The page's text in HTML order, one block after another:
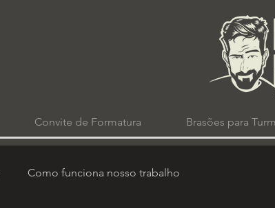
Convite de Formatura Brasões para
Como funciona nosso trabalho